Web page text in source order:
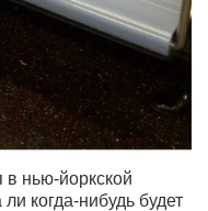
в нью-йоркской
когда-нибудь будет